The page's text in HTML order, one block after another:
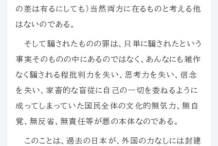
の差は有るにしても）当然両方に在るものと考える他
はないのである。
そして騙されたものの罪は、只単に騙されたという
事実そのものの中にあるのではなく、あんなにも雑作
なく騙される程批判力を失い、思考力を失い、信念
を失い、家畜的な盲従に自己の一切を委ねるように
成ってしまっていた国民全体の文化的無気力、無自
覚、無反省、無責任等が悪の本体なのである。
このことは、過去の日本が、外国の力なしには封建